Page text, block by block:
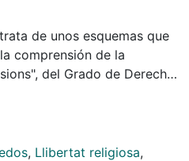
de unos esquemas que
comprensión de la
del Grado de Derecho
Asume todos los
como Derecho
, Llibertat religiosa,